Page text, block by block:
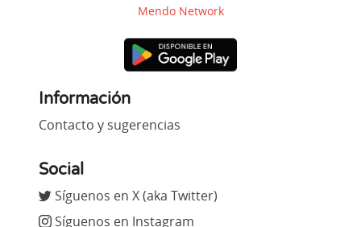
Mendo Network
Información
Contacto y sugerencias
Social
Síguenos en X (aka Twitter)
Síguenos en Instagram